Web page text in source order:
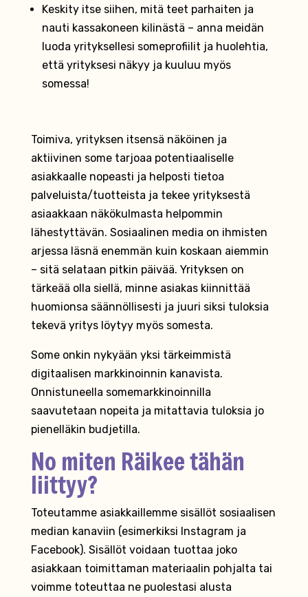
Keskity itse siihen, mitä teet parhaiten ja
nauti kassakoneen kilinästä – anna meidän
luoda yrityksellesi someprofiilit ja huolehtia,
että yrityksesi näkyy ja kuuluu myös
somessa!
Toimiva, yrityksen itsensä näköinen ja
aktiivinen some tarjoaa potentiaaliselle
asiakkaalle nopeasti ja helposti tietoa
palveluista/tuotteista ja tekee yrityksestä
asiaakkaan näkökulmasta helpommin
lähestyttävän. Sosiaalinen media on ihmisten
arjessa läsnä enemmän kuin koskaan aiemmin
– sitä selataan pitkin päivää. Yrityksen on
tärkeää olla siellä, minne asiakas kiinnittää
huomionsa säännöllisesti ja juuri siksi tuloksia
tekevä yritys löytyy myös somesta.
Some onkin nykyään yksi tärkeimmistä
digitaalisen markkinoinnin kanavista.
Onnistuneella somemarkkinoinnilla
saavutetaan nopeita ja mitattavia tuloksia jo
pienelläkin budjetilla.
No miten Räikee tähän
liittyy?
Toteutamme asiakkaillemme sisällöt sosiaalisen
median kanaviin (esimerkiksi Instagram ja
Facebook). Sisällöt voidaan tuottaa joko
asiakkaan toimittaman materiaalin pohjalta tai
voimme toteuttaa ne puolestasi alusta